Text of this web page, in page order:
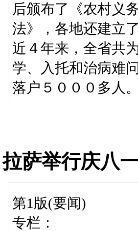
后颁布了《农村义
法》，各地还建立
近４年来，全省共
学、入托和治病难
落户５０００多人。
拉萨举行庆八
第1版(要闻)
专栏：